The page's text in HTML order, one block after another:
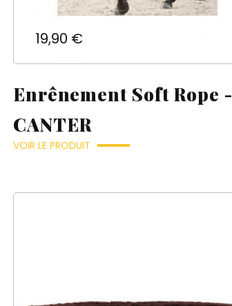
Prix
19,90 €
Enrênement Soft Rope -
CANTER
VOIR LE PRODUIT